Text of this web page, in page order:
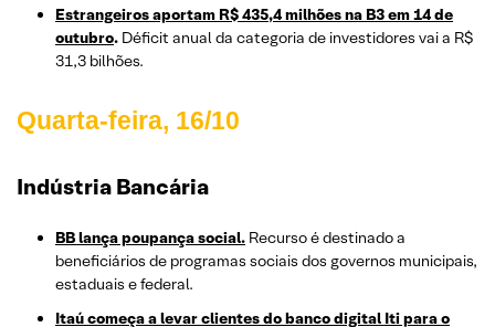
Estrangeiros aportam R$ 435,4 milhões na B3 em 14 de
outubro. Déficit anual da categoria de investidores vai a R$
31,3 bilhões.
Quarta-feira, 16/10
Indústria Bancária
BB lança poupança social. Recurso é destinado a
beneficiários de programas sociais dos governos municipais,
estaduais e federal.
Itaú começa a levar clientes do banco digital Iti para o